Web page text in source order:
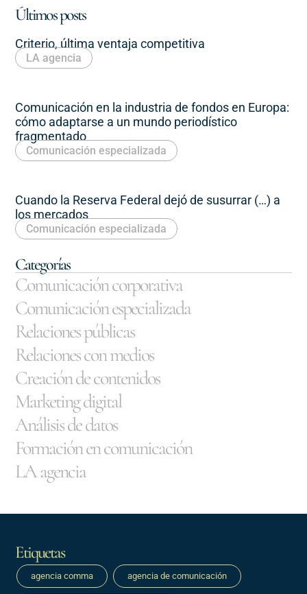
Últimos posts
Criterio, última ventaja competitiva
LA agencia
Comunicación en la industria de fondos en Europa:
cómo adaptarse a un mundo periodístico
fragmentado
Comunicación especializada
Cuando la Reserva Federal dejó de susurrar (…) a
los mercados
Comunicación especializada
Categorías
Comunicación corporativa
Comunicación especializada
Relaciones públicas
Relaciones con medios
Creación de contenidos
Marketing digital
Análisis de datos
Formación en comunicación
LA agencia
Etiquetas
agencia comma agencia de comunicación